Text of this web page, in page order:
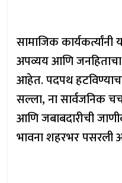
सामाजिक कार्यकर्त्यांनी
अपव्यय आणि
आहेत. पदपथ हटविण्याचा
सल्ला, ना सार्वजनिक
आणि जबाबदारीची
भावना शहरभर पसरली